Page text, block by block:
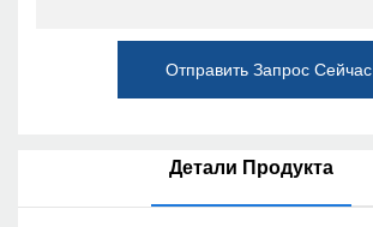
Отправить Запрос Сейчас
Детали Продукта